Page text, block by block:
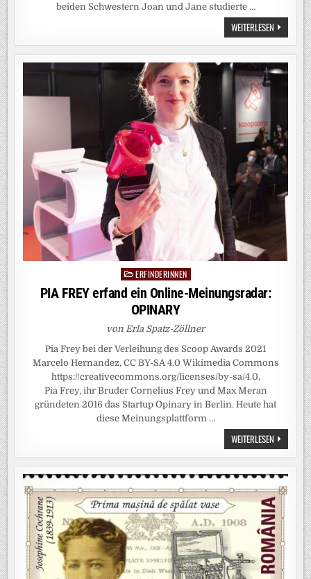
beiden Schwestern Joan und Jane studierte …
WEITERLESENSIE
ZEOLITH
Y
UND
SMARAGD
Posted
in
ERFINDERINNEN
PIA FREY erfand ein Online-Meinungsradar:
OPINARY
von Erla Spatz-Zöllner
Pia Frey bei der Verleihung des Scoop Awards 2021
Marcelo Hernandez, CC BY-SA 4.0 Wikimedia Commons
https://creativecommons.org/licenses/by-sa/4.0,
Pia Frey, ihr Bruder Cornelius Frey und Max Meran
gründeten 2016 das Startup Opinary in Berlin. Heute hat
diese Meinungsplattform …
WEITERLESENPIA
FREY
ERFAND
EIN
ONLINE-
OPINARY